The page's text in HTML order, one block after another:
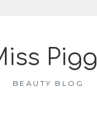
BEAUTY BLOG